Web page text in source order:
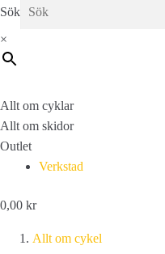
Sök
×
Allt om cyklar
Allt om skidor
Outlet
Verkstad
0,00 kr
Allt om cykel